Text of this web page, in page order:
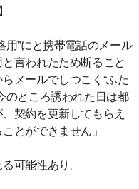
用”にと携帯電話のメール
言われたため断ること
メールでしつこく“ふた
のところ誘われた日は都
契約を更新してもらえ
とができません」
可能性あり。